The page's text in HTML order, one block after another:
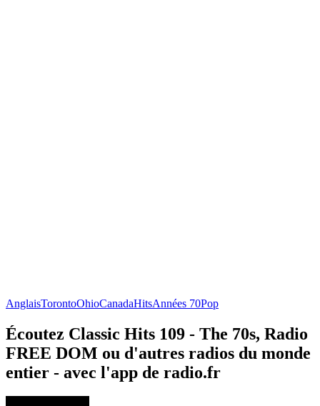
AnglaisTorontoOhioCanadaHitsAnnées 70Pop
Écoutez Classic Hits 109 - The 70s, Radio
FREE DOM ou d'autres radios du monde
entier - avec l'app de radio.fr